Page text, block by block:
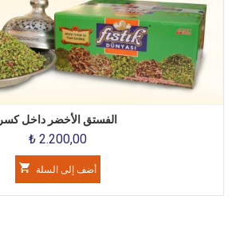
الفستق الأخضر داخل كسر
₺ 2.200,00
أضف إلى السلة